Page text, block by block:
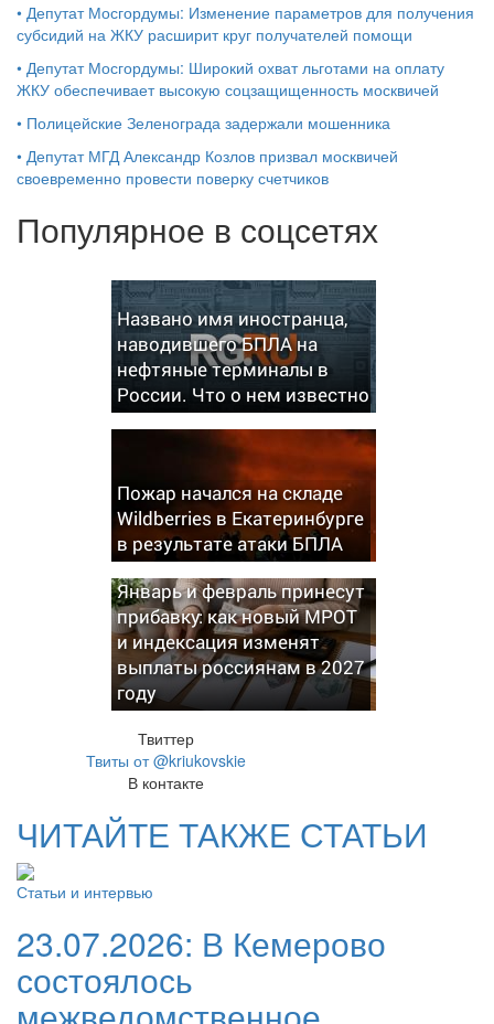
• Депутат Мосгордумы: Изменение параметров для получения
субсидий на ЖКУ расширит круг получателей помощи
• Депутат Мосгордумы: Широкий охват льготами на оплату
ЖКУ обеспечивает высокую соцзащищенность москвичей
• Полицейские Зеленограда задержали мошенника
• Депутат МГД Александр Козлов призвал москвичей
своевременно провести поверку счетчиков
Популярное в соцсетях
Названо имя иностранца,
наводившего БПЛА на
нефтяные терминалы в
России. Что о нем известно
Пожар начался на складе
Wildberries в Екатеринбурге
в результате атаки БПЛА
Январь и февраль принесут
прибавку: как новый МРОТ
и индексация изменят
выплаты россиянам в 2027
году
Твиттер
Твиты от @kriukovskie
В контакте
ЧИТАЙТЕ ТАКЖЕ СТАТЬИ
Статьи и интервью
23.07.2026: В Кемерово
состоялось